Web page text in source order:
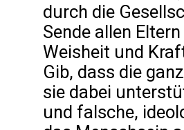
durch die
Sende allen
Weisheit und
Gib, dass die
sie dabei
und falsche,